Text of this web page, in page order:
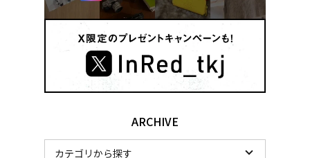
ARCHIVE